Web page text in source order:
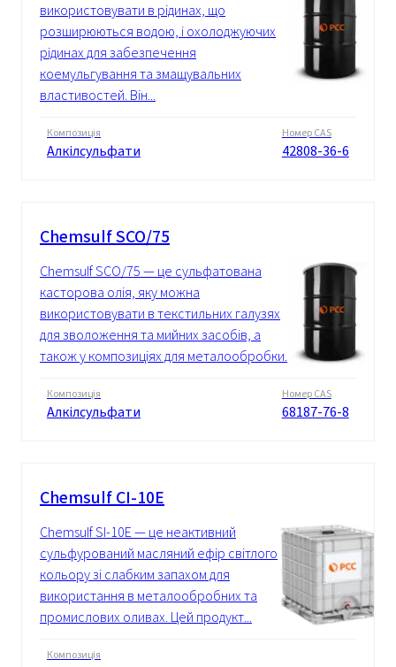
використовувати в рідинах, що
розширюються водою, і охолоджуючих
рідинах для забезпечення
коемульгування та змащувальних
властивостей. Він...
Композиція
Алкілсульфати
Номер CAS
42808-36-6
Chemsulf SCO/75
Chemsulf SCO/75 — це сульфатована
касторова олія, яку можна
використовувати в текстильних галузях
для зволоження та мийних засобів, а
також у композиціях для металообробки...
Композиція
Алкілсульфати
Номер CAS
68187-76-8
Chemsulf СІ-10Е
Chemsulf SI-10E — це неактивний
сульфурований масляний ефір світлого
кольору зі слабким запахом для
використання в металообробних та
промислових оливах. Цей продукт...
Композиція